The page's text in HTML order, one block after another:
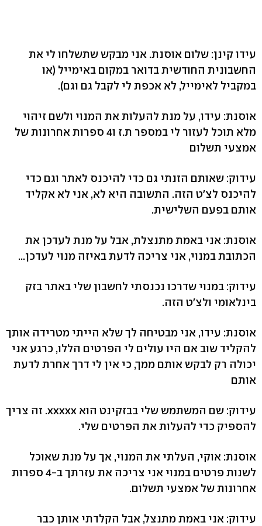
עידו קינן: שלום אוסנת. אני מבקש שתשלחו לי את
החשבונית החודשית בדואר במקום באימייל (או
במקביל לאימייל, לא אכפת לי לקבל גם וגם).
אוסנת: עידו, על מנת להעלות את המנוי ולשם זיהוי
מלא תוכל לעזור לי במספר ת.ז ו4 ספרות אחרונות של
אמצעי תשלום
עידוק: שאותם הזנתי גם כדי להיכנס לאתר וגם כדי
להיכנס לצ'ט הזה. התשובה היא לא, אני לא אקליד
אותם בפעם השלישית.
אוסנת: אני באמת מתנצלת, אבל על מנת לעדכן את
הכתובת במנוי, אני צריכה לדעת באיזה מנוי לעדכן...
עידוק: במנוי שדרכו נכנסתי לחשבון שלי באתר בזק
בינלאומי ולצ'ט הזה.
אוסנת: עידו, אני מבטיחה לך שלא הייתי מטרידה אותך
להקליד שוב אם היו עולים לי הפרטים הללו, כרגע אני
יכולה רק לבקש אותם ממך, כי אין לי דרך אחרת לדעת
אותם
עידוק: שם המשתמש שלי בבזקינט הוא xxxxx. זה צריך
להספיק כדי להעלות את הפרטים שלי.
אוסנת: אוקי, העלתי את המנוי, אך על מנת שאוכל
לשנות פרטים במנוי אני צריכה את עזרתך ב-4 ספרות
אחרונות של אמצעי תשלום.
עידוק: אני באמת מתנצל, אבל הקלדתי אותן כבר